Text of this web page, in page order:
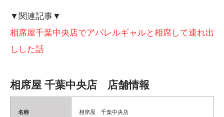
▼関連記事▼
相席屋千葉中央店でアパレルギャルと相席して連れ出
しした話
相席屋 千葉中央店 店舗情報
名称 相席屋 千葉中央店